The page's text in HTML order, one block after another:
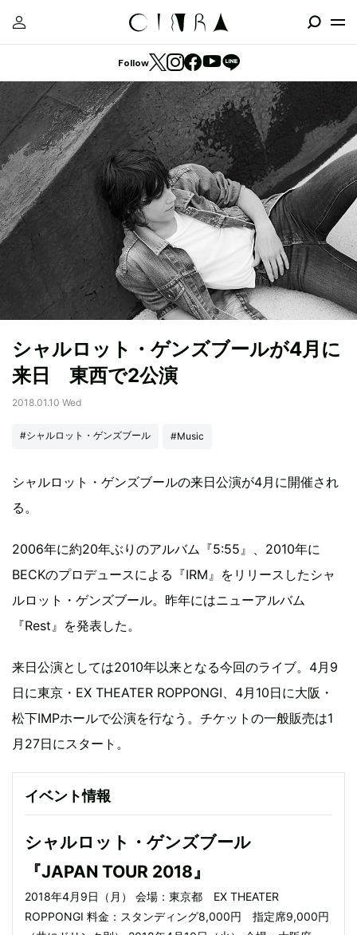
Follow
シャルロット・ゲンズブールが4月に
来日 東西で2公演
2018.01.10 Wed
#シャルロット・ゲンズブール #Music
シャルロット・ゲンズブールの来日公演が4月に開催され
る。
2006年に約20年ぶりのアルバム『5:55』、2010年に
BECKのプロデュースによる『IRM』をリリースしたシャ
ルロット・ゲンズブール。昨年にはニューアルバム
『Rest』を発表した。
来日公演としては2010年以来となる今回のライブ。4月9
日に東京・EX THEATER ROPPONGI、4月10日に大阪・
松下IMPホールで公演を行なう。チケットの一般販売は1
月27日にスタート。
イベント情報
シャルロット・ゲンズブール
『JAPAN TOUR 2018』
2018年4月9日（月） 会場：東京都 EX THEATER
ROPPONGI 料金：スタンディング8,000円 指定席9,000円